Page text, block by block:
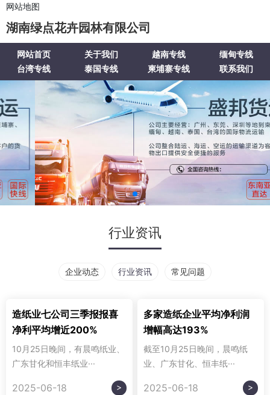
网站地图
湖南绿点花卉园林有限公司
网站首页 关于我们 越南专线
缅甸专线
台湾专线
泰国专线 柬埔寨专线 联系我们
行业资讯
企业动态 行业资讯 常见问题
造纸业七公司三季报报喜
净利平均增近200%
10月25日晚间，有晨鸣纸业、
广东甘化和恒丰纸业···
2025-06-18 >
多家造纸企业平均净利润
增幅高达193%
截至10月25日晚间，晨鸣纸
业、广东甘化、恒丰纸···
2025-06-18 >